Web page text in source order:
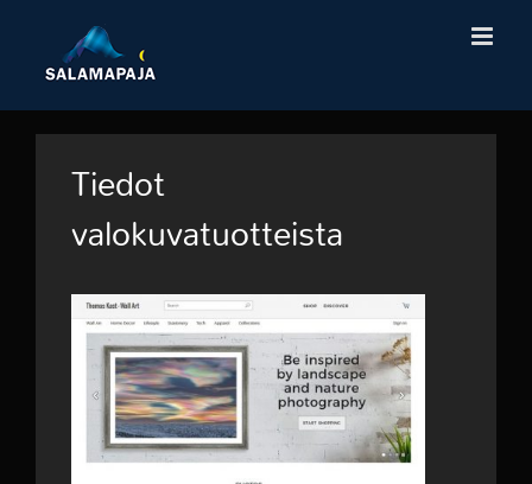
content
Tiedot
valokuvatuotteista